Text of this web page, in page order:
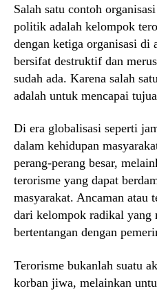
Salah satu contoh
politik adalah kelompok
dengan ketiga organisasi di
bersifat destruktif dan
sudah ada. Karena salah
adalah untuk mencapai
Di era globalisasi seperti
dalam kehidupan
perang-perang besar,
terorisme yang dapat
masyarakat. Ancaman atau
dari kelompok radikal
bertentangan dengan
Terorisme bukanlah suatu
korban jiwa, melainkan